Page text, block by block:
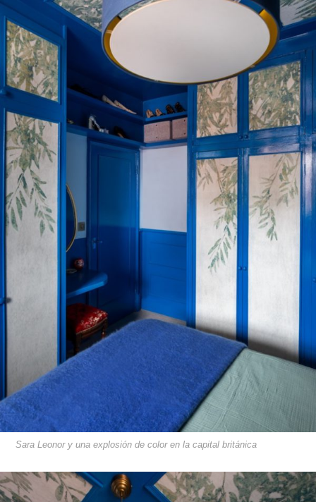
Sara Leonor y una explosión de color en la capital británica